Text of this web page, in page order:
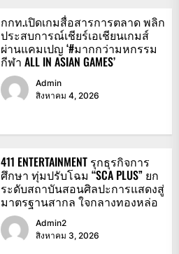
กกท.เปิดเกมสื่อสารการตลาด พลิก
ประสบการณ์เชียร์เอเชียนเกมส์
ผ่านแคมเปญ ‘#มากกว่ามหกรรม
กีฬา ALL IN ASIAN GAMES’
Admin
สิงหาคม 4, 2026
411 ENTERTAINMENT รุกธุรกิจการ
ศึกษา ทุ่มปรับโฉม “SCA PLUS” ยก
ระดับสถาบันสอนศิลปะการแสดงสู่
มาตรฐานสากล ใจกลางทองหล่อ
Admin2
สิงหาคม 3, 2026